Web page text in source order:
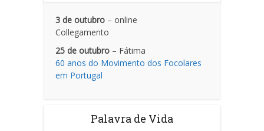
3 de outubro – online
Collegamento
25 de outubro – Fátima
60 anos do Movimento dos Focolares
em Portugal
Palavra de Vida